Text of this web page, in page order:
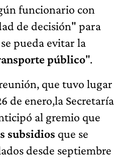
funcionario con
de decisión" para
pueda evitar la
público".
que tuvo lugar
de enero,la Secretaría
al gremio que
subsidios que se
desde septiembre